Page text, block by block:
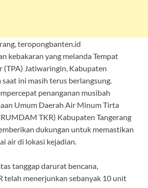
teropongbanten.id
kebakaran yang melanda Tempat
(TPA) Jatiwaringin, Kabupaten
saat ini masih terus berlangsung.
penanganan musibah
Umum Daerah Air Minum Tirta
TKR) Kabupaten Tangerang
dukungan untuk memastikan
air di lokasi kejadian.
tanggap darurat bencana,
telah menerjunkan sebanyak 10 unit